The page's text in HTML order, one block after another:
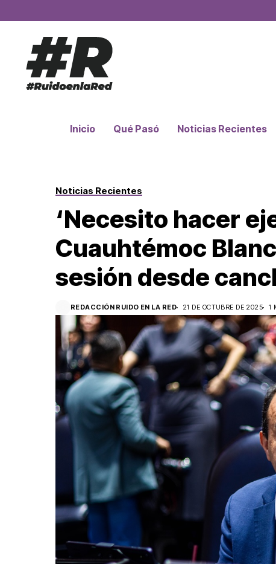
Inicio Qué Pasó Noticias Recientes
Noticias Recientes
‘Necesito hacer
Cuauhtémoc
sesión desde
REDACCIÓN RUIDO EN LA RED 21 DE OCTUBRE DE 2025 1